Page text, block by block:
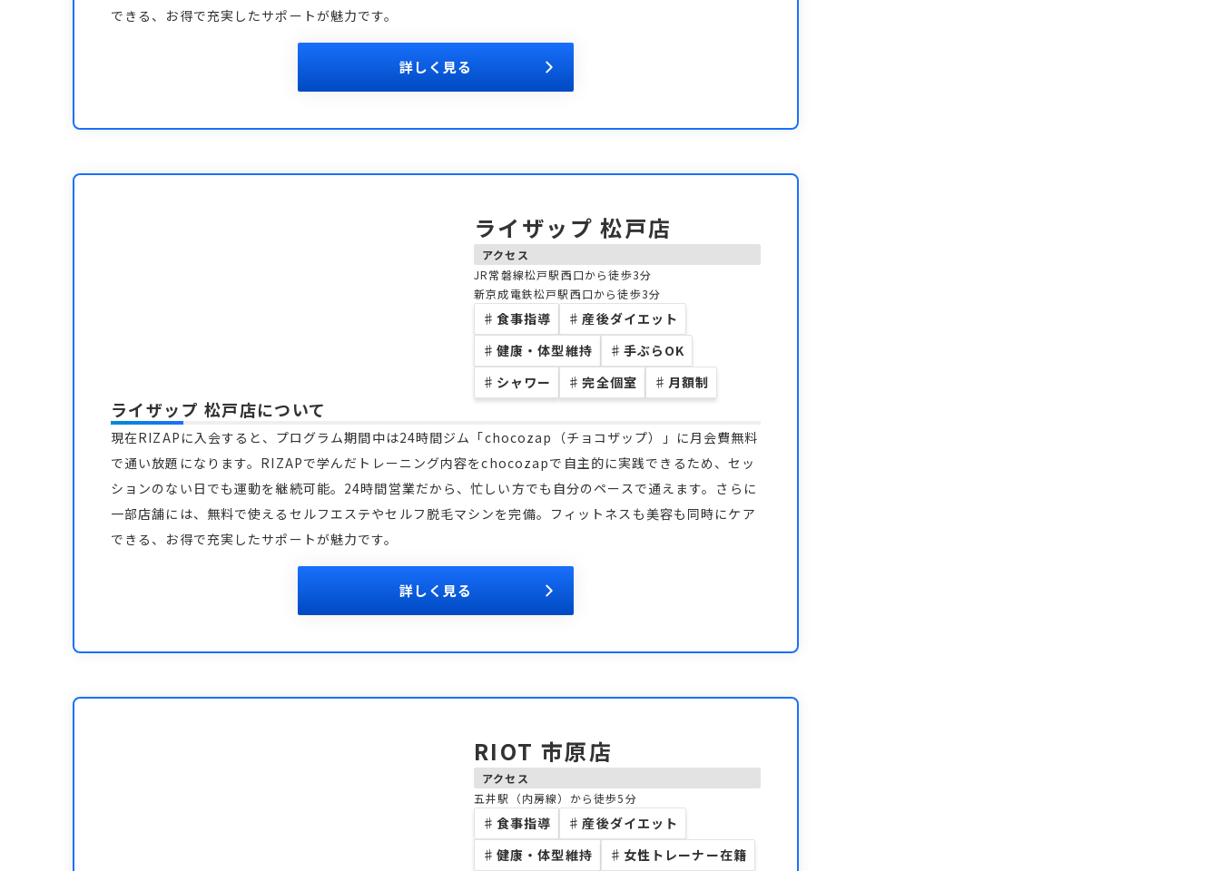
できる、お得で充実したサポートが魅力です。
詳しく見る
ライザップ 松戸店
アクセス
JR常磐線松戸駅西口から徒歩3分
新京成電鉄松戸駅西口から徒歩3分
♯ 食事指導 ♯ 産後ダイエット
♯ 健康・体型維持 ♯ 手ぶらOK
♯ シャワー ♯ 完全個室 ♯ 月額制
ライザップ 松戸店について
現在RIZAPに入会すると、プログラム期間中は24時間ジム「chocozap（チョコザップ）」に月会費無料
で通い放題になります。RIZAPで学んだトレーニング内容をchocozapで自主的に実践できるため、セッ
ションのない日でも運動を継続可能。24時間営業だから、忙しい方でも自分のペースで通えます。さらに
一部店舗には、無料で使えるセルフエステやセルフ脱毛マシンを完備。フィットネスも美容も同時にケア
できる、お得で充実したサポートが魅力です。
詳しく見る
RIOT 市原店
アクセス
五井駅（内房線）から徒歩5分
♯ 食事指導 ♯ 産後ダイエット
♯ 健康・体型維持 ♯ 女性トレーナー在籍